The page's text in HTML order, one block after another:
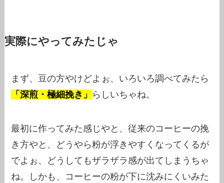
実際にやってみたじゃ
まず、豆の方やけどよぉ、いろいろ調べてみたら
「深煎・極細挽き」
らしいちゃね。
最初に作ってみた感じやと、従来のコーヒーの挽
き方やと、どうやら粉が浮きやすくなってくるが
でよぉ、どうしてもザラザラ感が出てしまうちゃ
ね。しかも、コーヒーの粉が下に沈みにくいみた